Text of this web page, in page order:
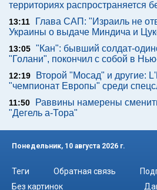
территориях распространяется
13:11
Глава САП: "Израиль не
Украины о выдаче Миндича и
13:05 "Кан": бывший солдат-
"Голани", покончил с собой в
12:19
Второй "Мосад" и другие:
"чемпионат Европы" среди
11:50
Раввины намерены
"Дегель а-Тора"
Понедельник, 10 августа 2026 г.
Теги Обратная связь
Без картинок